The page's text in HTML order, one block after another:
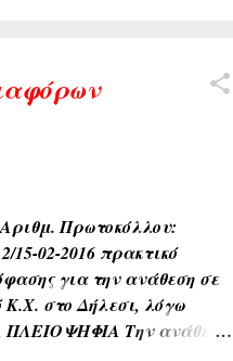
Πρωτοκόλλου:
02-2016 πρακτικό
για την ανάθεση σε
Κ.Χ. στο Δήλεσι, λόγω
ΠΛΕΙΟΨΗΦΙΑ Την ανάθεση